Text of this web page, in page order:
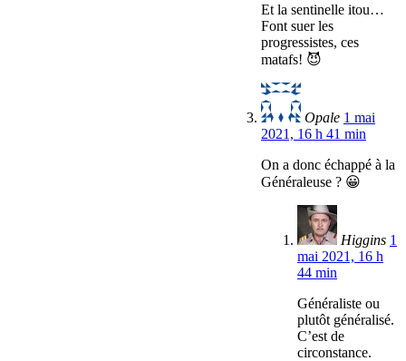
Et la sentinelle itou…
Font suer les
progressistes, ces
matafs! 😈
Opale 1 mai
2021, 16 h 41 min
On a donc échappé à la
Généraleuse ? 😀
Higgins 1
mai 2021, 16 h
44 min
Généraliste ou
plutôt généralisé.
C’est de
circonstance.